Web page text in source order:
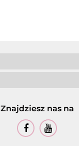
Znajdziesz nas na